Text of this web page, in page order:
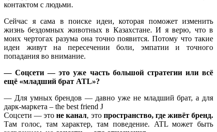
контактом с людьми.
Сейчас я сама в поиске идеи, которая поможет изменить
жизнь бездомных животных в Казахстане. И я верю, что в
моих чертогах разума она точно появится. Потому что такие
идеи живут на пересечении боли, эмпатии и точного
попадания во внимание.
— Соцсети — это уже часть большой стратегии или всё
ещё «младший брат ATL»?
— Для умных брендов — давно уже не младший брат, а для
дарк-маркета – the best friend J
Соцсети — этоне канал, это пространство, где живёт бренд.
Там голос, там характер, там поведение. ATL может быть